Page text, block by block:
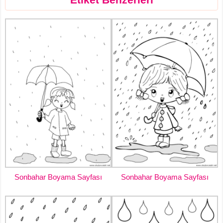
Sonbahar Boyama Sayfası Sonbahar Boyama Sayfası